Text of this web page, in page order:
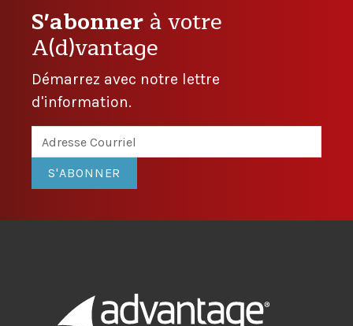
S'abonnerà votre
A(d)vantage
Démarrez avec notre lettre
d'information.
S'ABONNER